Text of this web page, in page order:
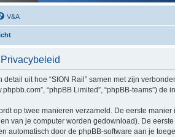
V&A
uit hoe “SION Rail” samen met zijn
“phpBB Limited”, “phpBB-teams”)
op twee manieren verzameld. De eerste
van je computer worden gedownload). De
automatisch door de phpBB-software aan je